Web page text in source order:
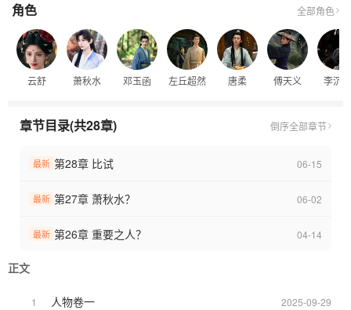
我后悔了，后悔一次次的推开了你，一次次拒你离千里之外，你还
能回头看我一次吗？哪怕一次也好！
柳随风
一眼万年，好像就是我对你这样的！不知从何时开始，我喜欢上你
我这一生好像一直都在失去，重要的人一个个离我而去，我如今变
得很强大了，我可以保护你了，我也有资格去爱你了！
萧秋水
我这一生，人人看我无情，我确是无情。可我的情只能属于舒儿，
师父我好像不能护你一辈子了。
失而复得，我多想告诉你我的心意。但我知道你的心里可以有任何
李沉舟
角色 全部角色
云舒 萧秋水 邓玉函 左丘超然 唐柔 傅天义 李沉舟
章节目录(共28章) 倒序全部章节
最新 第28章 比试 06-15
最新 第27章 萧秋水？ 06-02
最新 第26章 重要之人？ 04-14
正文
1 人物卷一 2025-09-29